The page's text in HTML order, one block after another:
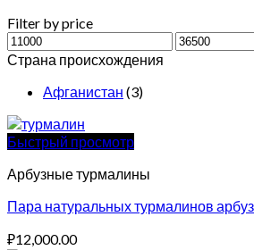
Filter by price
Min
price
Max
price
Страна происхождения
Афганистан (3)
Быстрый просмотр
Арбузные турмалины
Пара натуральных турмалинов
₽12,000.00